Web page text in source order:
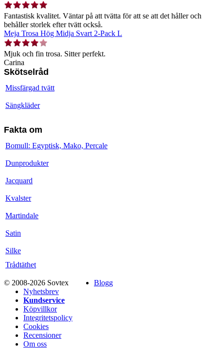
Fantastisk kvalitet. Väntar på att tvätta för att se att det håller och
behåller storlek efter tvätt också.
Meja Trosa Hög Midja Svart 2-Pack L
Mjuk och fin trosa. Sitter perfekt.
Carina
Skötselråd
Missfärgad tvätt
Sängkläder
Fakta om
Bomull: Egyptisk, Mako, Percale
Dunprodukter
Jacquard
Kvalster
Martindale
Satin
Silke
Trådtäthet
© 2008-2026 Sovtex
Blogg
Nyhetsbrev
Kundservice
Köpvillkor
Integritetspolicy
Cookies
Recensioner
Om oss